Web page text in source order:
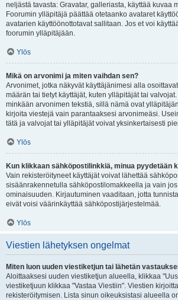
neljästä tavasta: Gravatar, galleriasta, käyttää kuvaa
Foorumin ylläpitäjä päättää otetaanko avataret
avatarien käyttöönottotavat sallitaan. Jos et voi
foorumin ylläpitäjään.
Ylös
Mikä on arvonimi ja miten vaihdan sen?
Arvonimet, jotka näkyvät käyttäjänimesi alla
määrän tai tietyt käyttäjät, kuten ylläpitäjät tai
minkään arvonimen tekstiä, sillä nämä ovat
kirjoita viestejä vain parantaaksesi arvonimeäsi.
tätä ja valvojat tai ylläpitäjät voivat yksinkertaisesti
Ylös
Kun klikkaan sähköpostilinkkiä, minua pyydetään
Vain rekisteröityneet käyttäjät voivat lähettää
sisäänrakennetulla sähköpostilomakkeella ja vain
ominaisuuden. Kirjautuminen vaaditaan, jotta
eivät voisi väärinkäyttää sähköpostijärjestelmää.
Ylös
Viestien lähetyksen ongelmat
Miten luon uuden viestiketjun tai lähetän
Aloittaaksesi uuden viestiketjun alueella, klikkaa
viestiketjuun klikkaa "Vastaa Viestiin". Viestien
rekisteröitymisen. Lista sinun oikeuksistasi alueella